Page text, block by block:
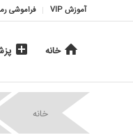
آموزش VIP فراموشی
خانه
خانه